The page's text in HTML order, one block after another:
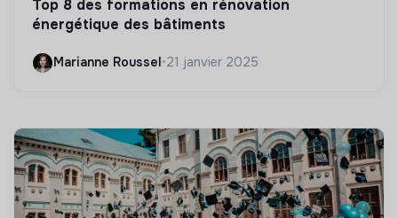
Top 8 des formations en rénovation
énergétique des bâtiments
Marianne Roussel•21 janvier 2025